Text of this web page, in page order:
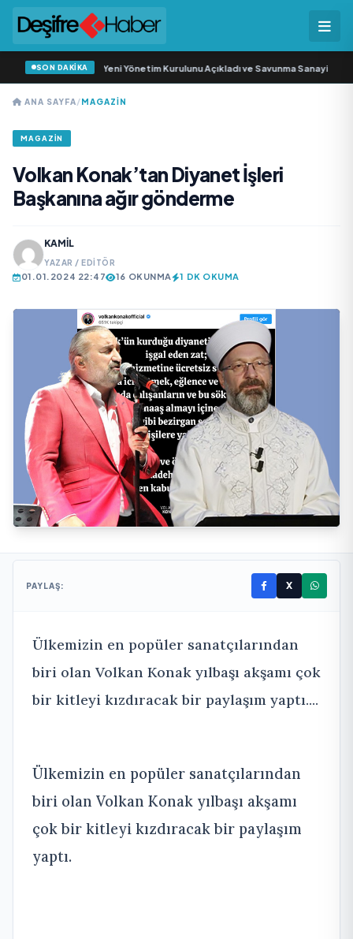
SON DAKİKA
Savunma Sanayi AŞ Yeni Yönetim Kurulunu Açıkladı ve Savunma Sanayinde
ANA SAYFA/MAGAZIN
MAGAZIN
Volkan Konak’tan Diyanet İşleri
Başkanına ağır gönderme
KAMIL
YAZAR / EDITÖR
01.01.2024 22:47 16 OKUNMA 1 DK OKUMA
PAYLAŞ: X
Ülkemizin en popüler sanatçılarından
biri olan Volkan Konak yılbaşı akşamı çok
bir kitleyi kızdıracak bir paylaşım yaptı....
Ülkemizin en popüler sanatçılarından
biri olan Volkan Konak yılbaşı akşamı
çok bir kitleyi kızdıracak bir paylaşım
yaptı.